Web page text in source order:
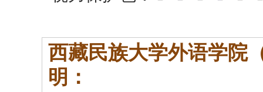
西藏民族大学外语学院
明：